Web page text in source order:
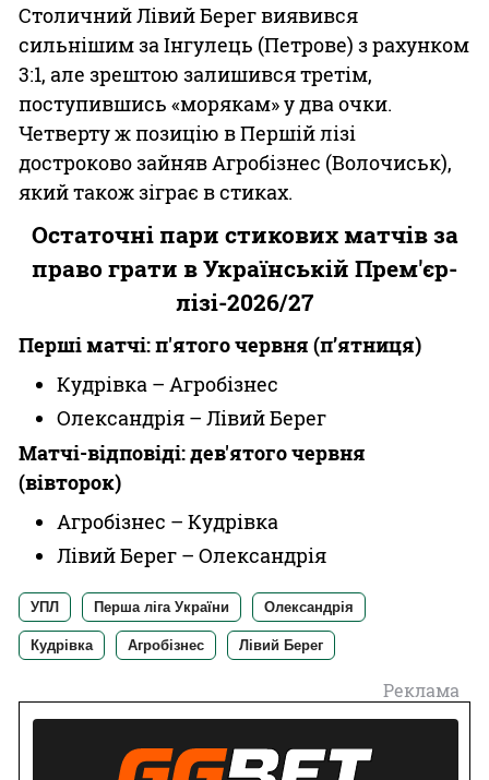
Столичний Лівий Берег виявився
сильнішим за Інгулець (Петрове) з рахунком
3:1, але зрештою залишився третім,
поступившись «морякам» у два очки.
Четверту ж позицію в Першій лізі
достроково зайняв Агробізнес (Волочиськ),
який також зіграє в стиках.
Остаточні пари стикових матчів за
право грати в Українській Прем'єр-
лізі-2026/27
Перші матчі: п'ятого червня (п’ятниця)
Кудрівка – Агробізнес
Олександрія – Лівий Берег
Матчі-відповіді: дев'ятого червня
(вівторок)
Агробізнес – Кудрівка
Лівий Берег – Олександрія
УПЛ Перша ліга України Олександрія
Кудрівка Агробізнес Лівий Берег
Реклама